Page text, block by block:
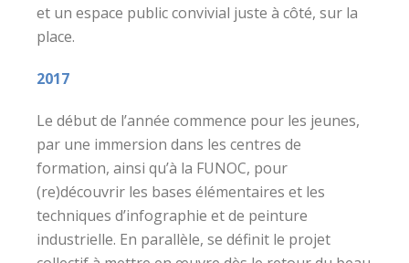
et un espace public convivial juste à côté, sur la
place.
2017
Le début de l’année commence pour les jeunes,
par une immersion dans les centres de
formation, ainsi qu’à la FUNOC, pour
(re)découvrir les bases élémentaires et les
techniques d’infographie et de peinture
industrielle. En parallèle, se définit le projet